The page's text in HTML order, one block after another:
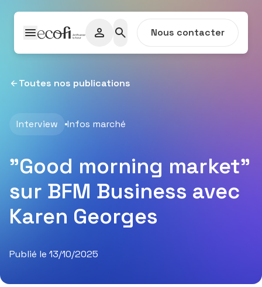
Nous contacter
Toutes nos publications
Interview Infos marché
"Good morning market"
sur BFM Business avec
Karen Georges
Publié le 13/10/2025